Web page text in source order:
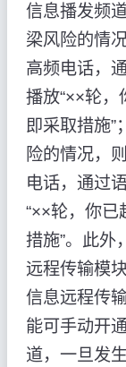
信息播发频
梁风险的情
高频电话，
播放“××轮
即采取措施
险的情况，
电话，通过
“××轮，你
措施”。此外
远程传输模
信息远程传
能可手动开
道，一旦发